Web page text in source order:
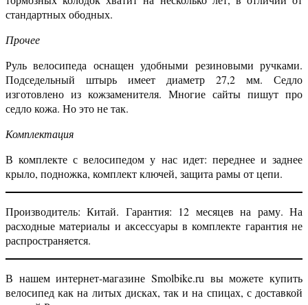
стандартных ободных.
Прочее
Руль велосипеда оснащен удобными резиновыми ручками.
Подседельный штырь имеет диаметр 27,2 мм. Седло
изготовлено из кожзаменителя. Многие сайты пишут про
седло кожа. Но это не так.
Комплектация
В комплекте с велосипедом у нас идет: переднее и заднее
крыло, подножка, комплект ключей, защита рамы от цепи.
Производитель: Китай. Гарантия: 12 месяцев на раму. На
расходные материалы и аксессуары в комплекте гарантия не
распространяется.
В нашем интернет-магазине Smolbike.ru вы можете купить
велосипед как на литых дисках, так и на спицах, с доставкой